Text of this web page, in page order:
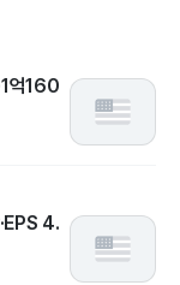
억160
4.